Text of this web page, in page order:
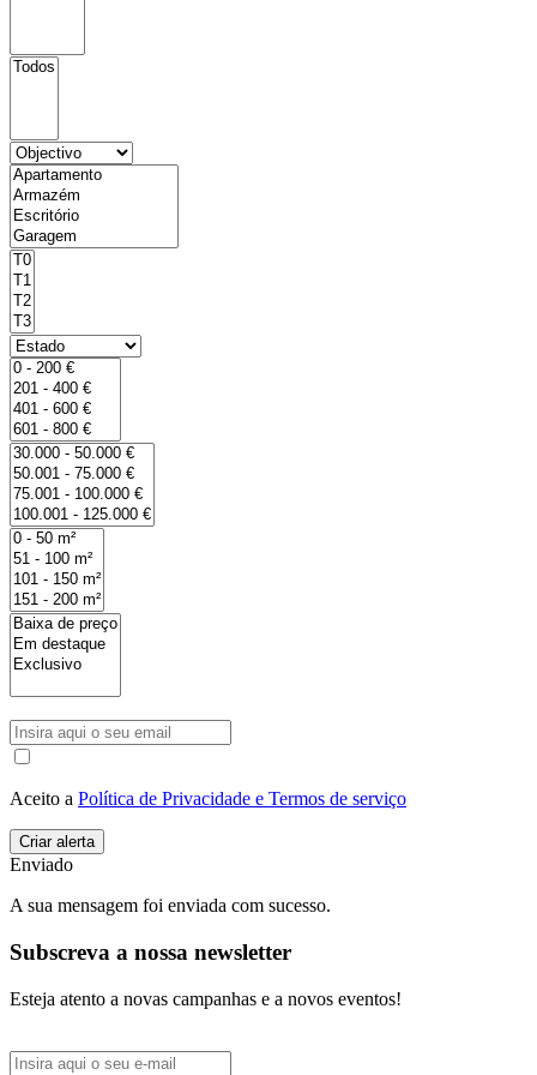
Aceito a Política de Privacidade e Termos de serviço
Enviado
A sua mensagem foi enviada com sucesso.
Subscreva a nossa newsletter
Esteja atento a novas campanhas e a novos eventos!